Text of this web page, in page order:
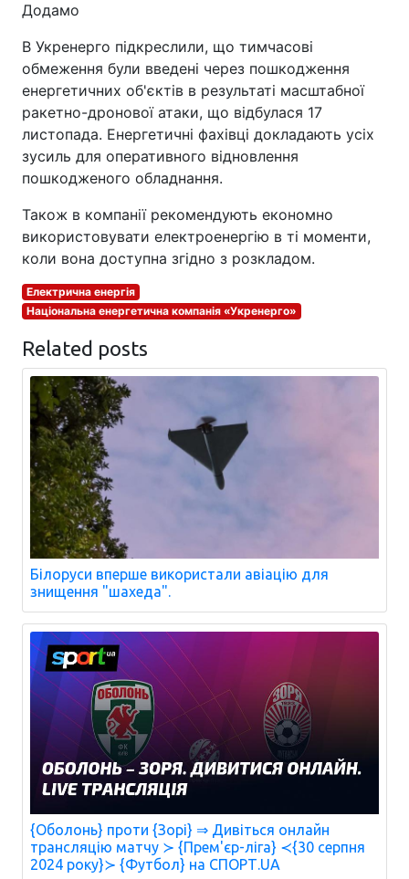
Додамо
В Укренерго підкреслили, що тимчасові
обмеження були введені через пошкодження
енергетичних об'єктів в результаті масштабної
ракетно-дронової атаки, що відбулася 17
листопада. Енергетичні фахівці докладають усіх
зусиль для оперативного відновлення
пошкодженого обладнання.
Також в компанії рекомендують економно
використовувати електроенергію в ті моменти,
коли вона доступна згідно з розкладом.
Електрична енергія
Національна енергетична компанія «Укренерго»
Related posts
Білоруси вперше використали авіацію для
знищення "шахеда".
{Оболонь} проти {Зорі} ⇒ Дивіться онлайн
трансляцію матчу ≻ {Прем'єр-ліга} ≺{30 серпня
2024 року}≻ {Футбол} на СПОРТ.UA